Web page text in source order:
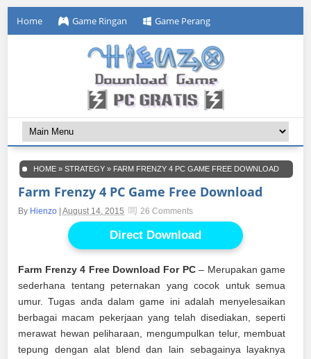
Home Game Ringan Game Perang
HOME »STRATEGY » FARM FRENZY 4 PC GAME FREE DOWNLOAD
Farm Frenzy 4 PC Game Free Download
By Hienzo |August 14, 2015 26 Comments
Direct Download
Farm Frenzy 4 Free Download For PC– Merupakan game
sederhana tentang peternakan yang cocok untuk semua
umur. Tugas anda dalam game ini adalah menyelesaikan
berbagai macam pekerjaan yang telah disediakan, seperti
merawat hewan peliharaan, mengumpulkan telur, membuat
tepung dengan alat blend dan lain sebagainya layaknya